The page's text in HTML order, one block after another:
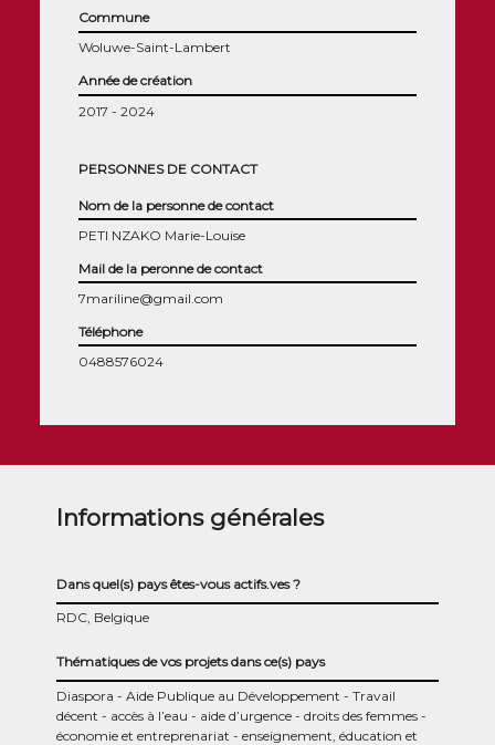
Commune
Woluwe-Saint-Lambert
Année de création
2017 - 2024
PERSONNES DE CONTACT
Nom de la personne de contact
PETI NZAKO Marie-Louise
Mail de la peronne de contact
7mariline@gmail.com
Téléphone
0488576024
Informations générales
Dans quel(s) pays êtes-vous actifs.ves ?
RDC, Belgique
Thématiques de vos projets dans ce(s) pays
Diaspora Aide Publique au Développement
Travail
décent
accès à l’eau aide d’urgence
droits des femmes
économie et entreprenariat
enseignement, éducation et